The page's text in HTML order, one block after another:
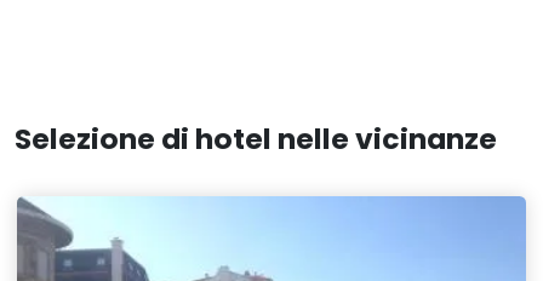
Selezione di hotel nelle vicinanze